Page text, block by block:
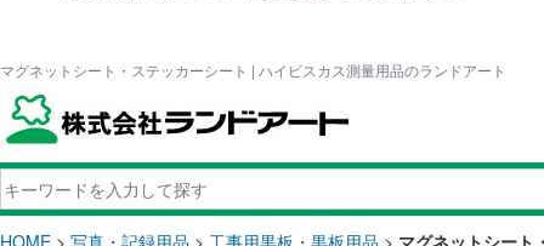
マグネットシート・ステッカーシート | ハイビスカス測量用品のランドアート
HOME > 写真・記録用品 > 工事用黒板・黒板用品 > マグネットシート